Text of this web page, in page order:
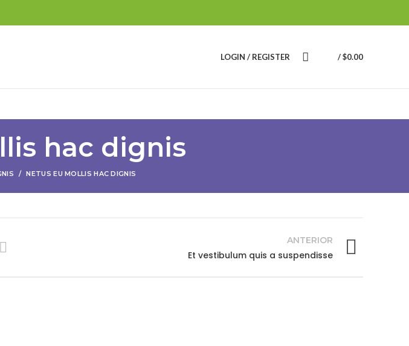
LOGIN / REGISTER /$0.00
hac dignis
NETUS EU MOLLIS HAC DIGNIS
ANTERIOR
Et vestibulum quis a suspendisse